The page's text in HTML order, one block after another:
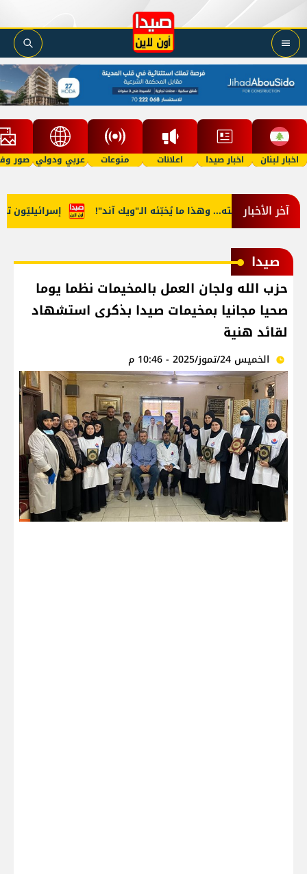
اخبار لبنان اخبار صيدا اعلانات منوعات عربي ودولي صور
آخر الأخبار إسرائيليّون تسلّلوا الى وهذا ما يُخبّئه الـ"ويك آند"!
صيدا
حزب الله ولجان العمل بالمخيمات نظما يوما
صحيا مجانيا بمخيمات صيدا بذكرى استشهاد
لقائد هنية
الخميس 24/تموز/2025 - 10:46 م